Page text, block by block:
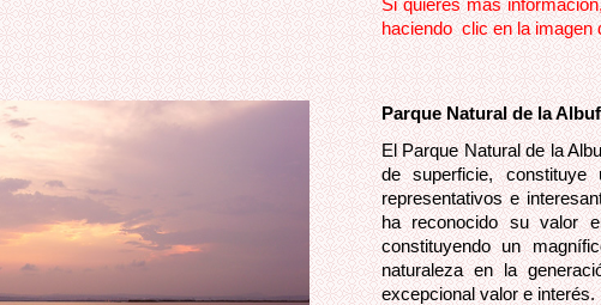
Si quieres más
haciendo clic en la imagen
Parque Natural de la
El Parque Natural de la
de superficie,
representativos e
ha reconocido su valor
constituyendo un
naturaleza en la
excepcional valor e interés.